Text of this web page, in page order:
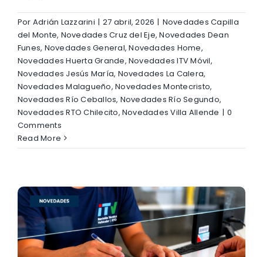
Por Adrián Lazzarini | 27 abril, 2026 | Novedades Capilla
del Monte, Novedades Cruz del Eje,Novedades Dean
Funes, Novedades General,Novedades Home,
Novedades Huerta Grande,Novedades ITV Móvil,
Novedades Jesús María, Novedades La Calera,
Novedades Malagueño,Novedades Montecristo,
Novedades Río Ceballos, Novedades Río Segundo,
Novedades RTO Chilecito,Novedades Villa Allende | 0
Comments
Read More